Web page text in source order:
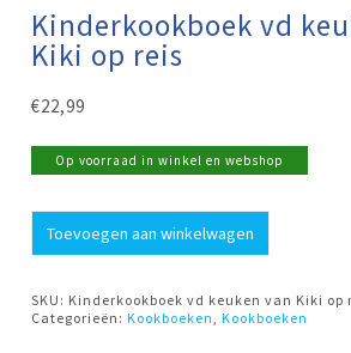
Kinderkookboek vd
Kiki op reis
€22,99
Op voorraad in winkel en webshop
keuken
op
reis
Toevoegen aan winkelwagen
SKU: Kinderkookboek vd keuken van Kiki op
Categorieën:Kookboeken ,Kookboeken